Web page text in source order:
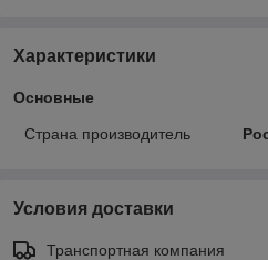
Характеристики
Основные
Страна производитель
Условия доставки
Транспортная компания